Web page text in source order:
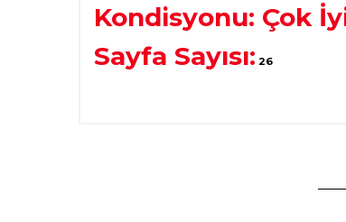
Kondisyonu: Çok
Sayfa Sayısı: 26